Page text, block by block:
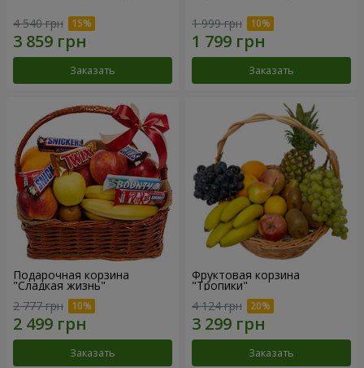
4 540 грн
Заказать
1 999 грн
Заказать
Подарочная корзина
"Сладкая жизнь"
2 777 грн
Заказать
Фруктовая корзина
"Тропики"
4 124 грн
Заказать